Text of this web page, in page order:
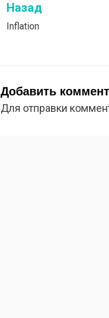
Навигация
по
Назад
Inflation
Добавить
Для отправки